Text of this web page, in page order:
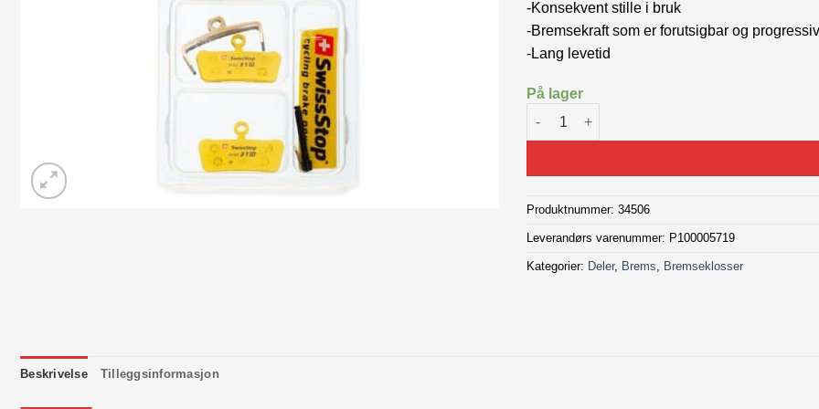
-Konsekvent stille i bruk
-Bremsekraft som er forutsigbar og progressiv
-Lang levetid
På lager
SWISSSTOP DISC 31 RS BREMSEKLOSS
Produktnummer:34506
Leverandørs varenummer: P100005719
Kategorier: Deler, Brems, Bremseklosser
Beskrivelse Tilleggsinformasjon